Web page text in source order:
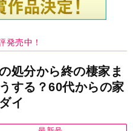
注目トピ
と言われました
折れた
怒りのLINE